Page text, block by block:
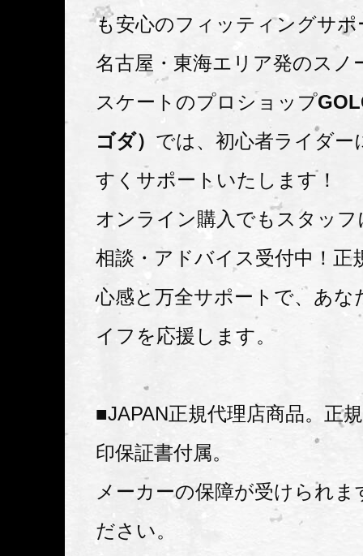
も安心のフィッティングサポ
名古屋・東海エリア発のスノ
スケートのプロショップ
ゴダ） では、初心者ライダー
すくサポートいたします！
オンライン購入でもスタッ
相談・アドバイス受付中！正
心感と万全サポートで、あな
イフを応援します。
■JAPAN正規代理店商品。正
印保証書付属。
メーカーの保障が受けられま
ださい。